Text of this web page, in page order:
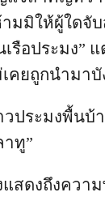
ามมิให้ผู้ใดจั
เรือประมง”
เคยถูกนำมา
วประมงพื้นบ้
าทู”
แสดงถึงควา